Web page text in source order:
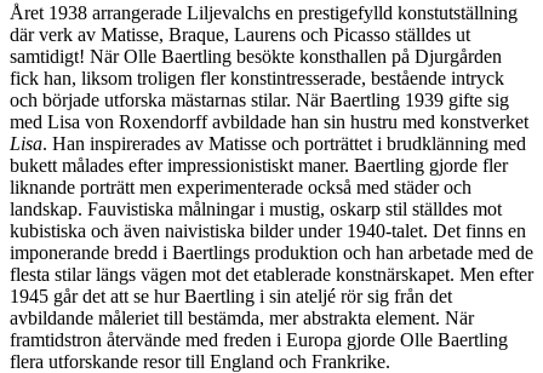
Året 1938 arrangerade Liljevalchs en prestigefylld konstutställning
där verk av Matisse, Braque, Laurens och Picasso ställdes ut
samtidigt! När Olle Baertling besökte konsthallen på Djurgården
fick han, liksom troligen fler konstintresserade, bestående intryck
och började utforska mästarnas stilar. När Baertling 1939 gifte sig
med Lisa von Roxendorff avbildade han sin hustru med konstverket
Lisa. Han inspirerades av Matisse och porträttet i brudklänning med
bukett målades efter impressionistiskt maner. Baertling gjorde fler
liknande porträtt men experimenterade också med städer och
landskap. Fauvistiska målningar i mustig, oskarp stil ställdes mot
kubistiska och även naivistiska bilder under 1940-talet. Det finns en
imponerande bredd i Baertlings produktion och han arbetade med de
flesta stilar längs vägen mot det etablerade konstnärskapet. Men efter
1945 går det att se hur Baertling i sin ateljé rör sig från det
avbildande måleriet till bestämda, mer abstrakta element. När
framtidstron återvände med freden i Europa gjorde Olle Baertling
flera utforskande resor till England och Frankrike.